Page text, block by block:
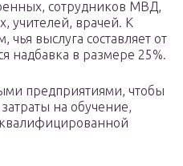
сотрудников МВД,
учителей, врачей. К
выслуга составляет от
надбавка в размере 25%.
предприятиями, чтобы
на обучение,
квалифицированной